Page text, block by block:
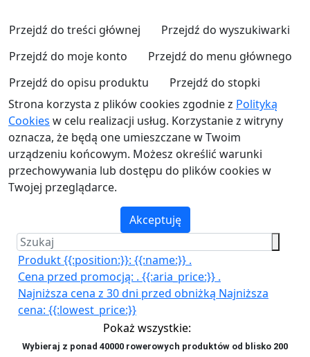
Przejdź do treści głównej
Przejdź do wyszukiwarki
Przejdź do moje konto
Przejdź do menu głównego
Przejdź do opisu produktu
Przejdź do stopki
Strona korzysta z plików cookies zgodnie z Polityką
Cookies w celu realizacji usług. Korzystanie z witryny
oznacza, że będą one umieszczane w Twoim
urządzeniu końcowym. Możesz określić warunki
przechowywania lub dostępu do plików cookies w
Twojej przeglądarce.
Akceptuję
Produkt {{:position:}}: {{:name:}} .
Cena przed promocją: . {{:aria_price:}} .
Najniższa cena z 30 dni przed obniżką Najniższa
cena: {{:lowest_price:}}
Pokaż wszystkie:
Wybieraj z ponad 40000 rowerowych produktów od blisko 200